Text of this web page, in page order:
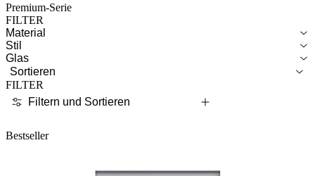
Premium-Serie
FILTER
Material
Stil
Glas
Sortieren
FILTER
Filtern und Sortieren
Bestseller